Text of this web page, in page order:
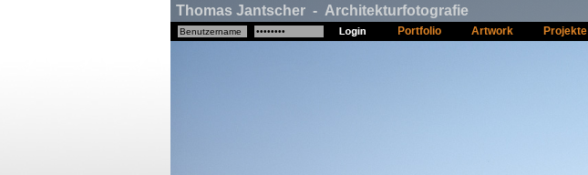
Thomas Jantscher - Architekturfotografie
Portfolio Artwork Projekte